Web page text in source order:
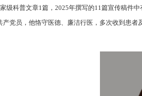
级科普文章1篇，2025年撰写的11篇宣传稿件
产党员，他恪守医德、廉洁行医，多次收到患